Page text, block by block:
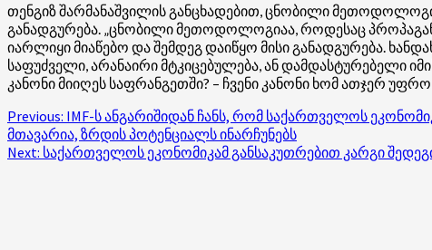
თენგიზ შარმანაშვილის განცხადებით, ცნობილი
განადგურება. „ცნობილი მეთოდოლოგიაა, როდესაც
იარლიყი მიაწებო და შემდეგ დაიწყო მისი განადგურება.
საფუძველი, არანაირი მტკიცებულება, ან დამდასტურებელი
კანონი მიიღეს საფრანგეთში? – ჩვენი კანონი ხომ ათჯერ
Post
navigation
Previous: IMF-ს ანგარიშიდან ჩანს, რომ საქართველოს
მთავარია, ზრდის პოტენციალს ინარჩუნებს
Next: საქართველოს ეკონომიკამ განსაკუთრებით კარგი